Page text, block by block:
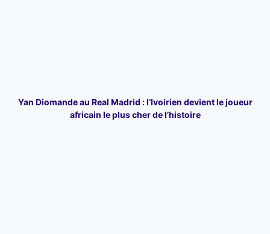
Yan Diomande au Real Madrid : l’Ivoirien devient le joueur
africain le plus cher de l’histoire